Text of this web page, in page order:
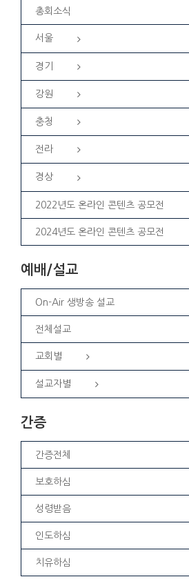
총회소식
서울
경기
강원
충청
전라
경상
2022년도 온라인 콘텐츠 공모전
2024년도 온라인 콘텐츠 공모전
예배/설교
On-Air 생방송 설교
전체설교
교회별
설교자별
간증
간증전체
보호하심
성령받음
인도하심
치유하심